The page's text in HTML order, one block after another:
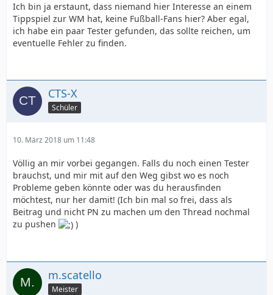
Ich bin ja erstaunt, dass niemand hier Interesse an einem
Tippspiel zur WM hat, keine Fußball-Fans hier? Aber egal,
ich habe ein paar Tester gefunden, das sollte reichen, um
eventuelle Fehler zu finden.
CTS-X
Schüler
10. März 2018 um 11:48
Völlig an mir vorbei gegangen. Falls du noch einen Tester
brauchst, und mir mit auf den Weg gibst wo es noch
Probleme geben könnte oder was du herausfinden
möchtest, nur her damit! (Ich bin mal so frei, dass als
Beitrag und nicht PN zu machen um den Thread nochmal
zu pushen
)
m.scatello
Meister